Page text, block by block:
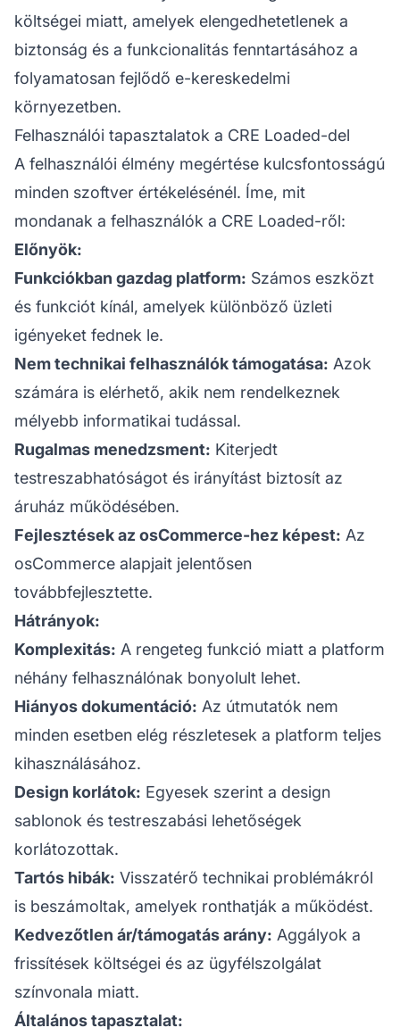
költségei miatt, amelyek elengedhetetlenek a
biztonság és a funkcionalitás fenntartásához a
folyamatosan fejlődő e-kereskedelmi
környezetben.
Felhasználói tapasztalatok a CRE Loaded-del
A felhasználói élmény megértése kulcsfontosságú
minden szoftver értékelésénél. Íme, mit
mondanak a felhasználók a CRE Loaded-ről:
Előnyök:
Funkciókban gazdag platform: Számos eszközt
és funkciót kínál, amelyek különböző üzleti
igényeket fednek le.
Nem technikai felhasználók támogatása: Azok
számára is elérhető, akik nem rendelkeznek
mélyebb informatikai tudással.
Rugalmas menedzsment: Kiterjedt
testreszabhatóságot és irányítást biztosít az
áruház működésében.
Fejlesztések az osCommerce-hez képest: Az
osCommerce alapjait jelentősen
továbbfejlesztette.
Hátrányok:
Komplexitás: A rengeteg funkció miatt a platform
néhány felhasználónak bonyolult lehet.
Hiányos dokumentáció: Az útmutatók nem
minden esetben elég részletesek a platform teljes
kihasználásához.
Design korlátok: Egyesek szerint a design
sablonok és testreszabási lehetőségek
korlátozottak.
Tartós hibák: Visszatérő technikai problémákról
is beszámoltak, amelyek ronthatják a működést.
Kedvezőtlen ár/támogatás arány: Aggályok a
frissítések költségei és az ügyfélszolgálat
színvonala miatt.
Általános tapasztalat: